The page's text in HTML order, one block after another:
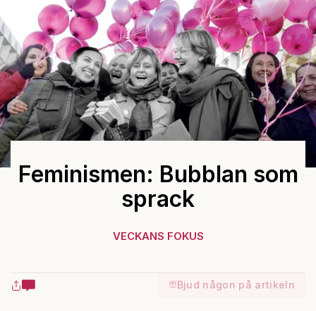
Feminismen: Bubblan som
sprack
VECKANS FOKUS
Bjud någon på artikeln